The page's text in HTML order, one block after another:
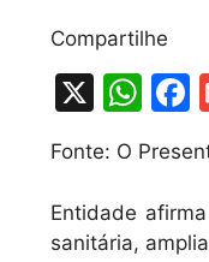
Compartilhe
X
W
h
at
s
A
e
b
Fonte: O
Entidade
sanitária,